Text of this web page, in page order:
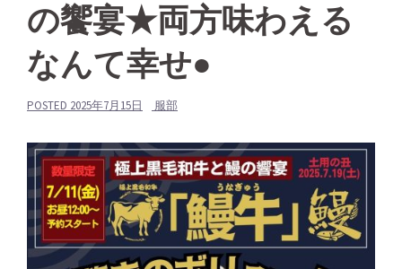
の饗宴★両方味わえる
なんて幸せ●
POSTED 2025年7月15日 服部